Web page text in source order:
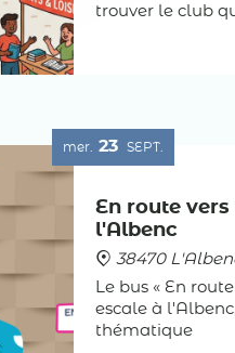
trouver le club
mer. 23 SEPT.
En route
l'Albenc
38470
Le bus « En
escale à
thématique